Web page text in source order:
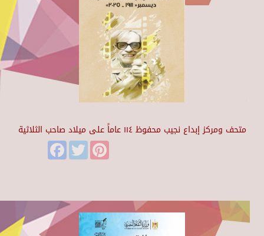
متحف ومركز إبداع نجيب محفوظ ١١٤ عاماً على ميلاد صاحب الثلاثية
FacebookTwitter